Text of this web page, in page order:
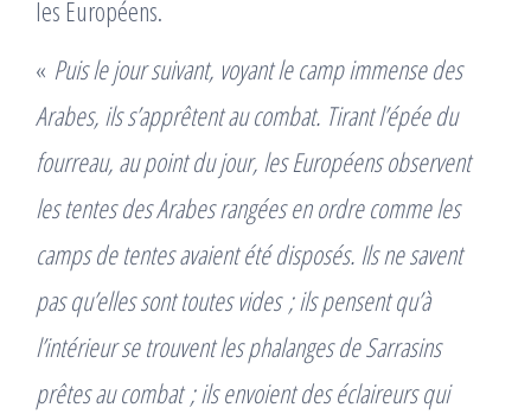
les Européens.
« Puis le jour suivant, voyant le camp immense des
Arabes, ils s’apprêtent au combat. Tirant l’épée du
fourreau, au point du jour, les Européens observent
les tentes des Arabes rangées en ordre comme les
camps de tentes avaient été disposés. Ils ne savent
pas qu’elles sont toutes vides ; ils pensent qu’à
l’intérieur se trouvent les phalanges de Sarrasins
prêtes au combat ; ils envoient des éclaireurs qui